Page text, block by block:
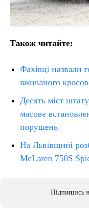
Також читайте:
Фахівці назвали
вживаного
Десять міст
масове
порушень
На Львівщині
McLaren 750S
Підпишись